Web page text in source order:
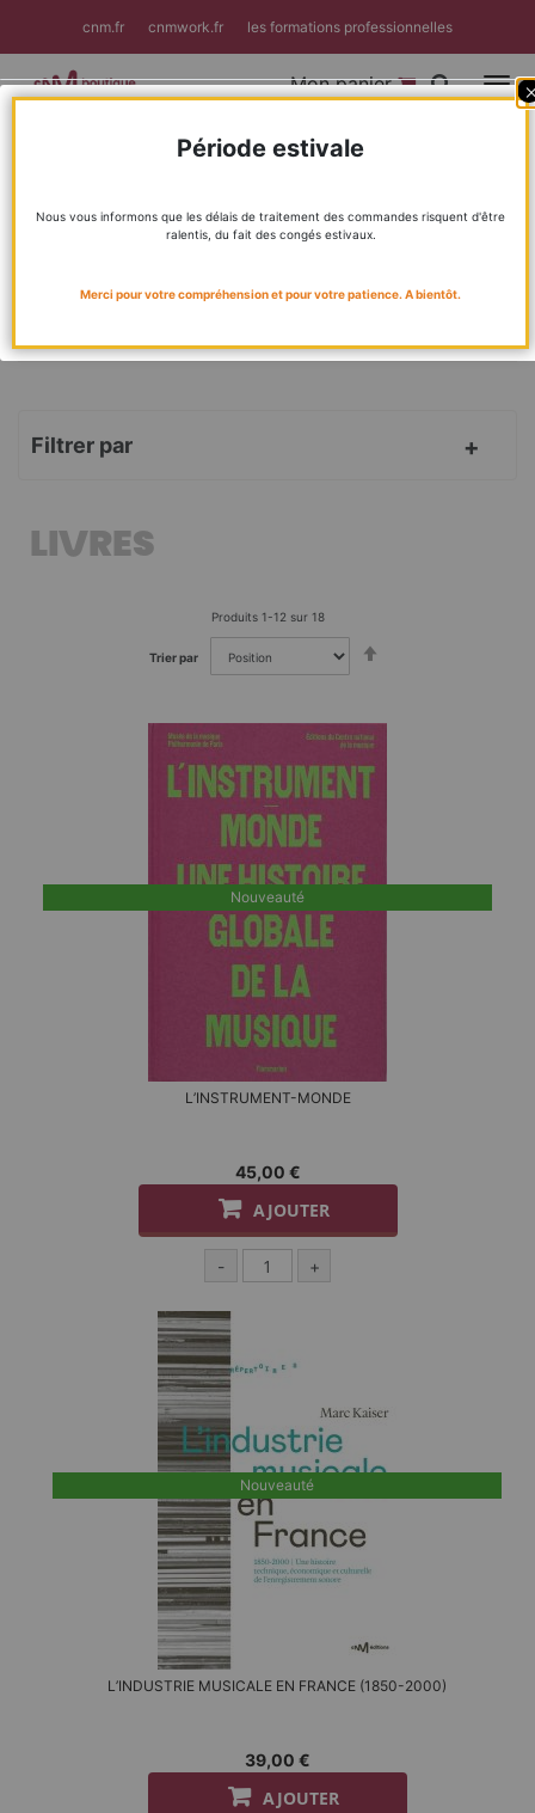
cnm.fr cnmwork.fr les formations professionnelles
Mon panier
BIENVENUE DANS LA BOUTIQUE DU CNM !
LIVRES
Produits 1-12 sur 18
Trier par
Nouveauté
L’INSTRUMENT-MONDE
45,00 €
AJOUTER
- +
Nouveauté
L’INDUSTRIE MUSICALE EN FRANCE (1850-2000)
39,00 €
AJOUTER
Filtrer par
Période estivale
Nous vous informons que les délais de traitement des commandes risquent d'être
ralentis, du fait des congés estivaux.
Merci pour votre compréhension et pour votre patience. A bientôt.